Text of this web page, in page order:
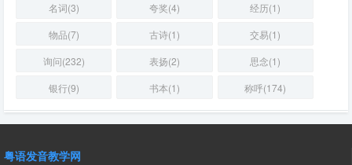
名词(3)
夸奖(4)
经历(1)
物品(7)
古诗(1)
交易(1)
询问(232)
表扬(2)
思念(1)
银行(9)
书本(1) 称呼(174)
粤语发音教学网